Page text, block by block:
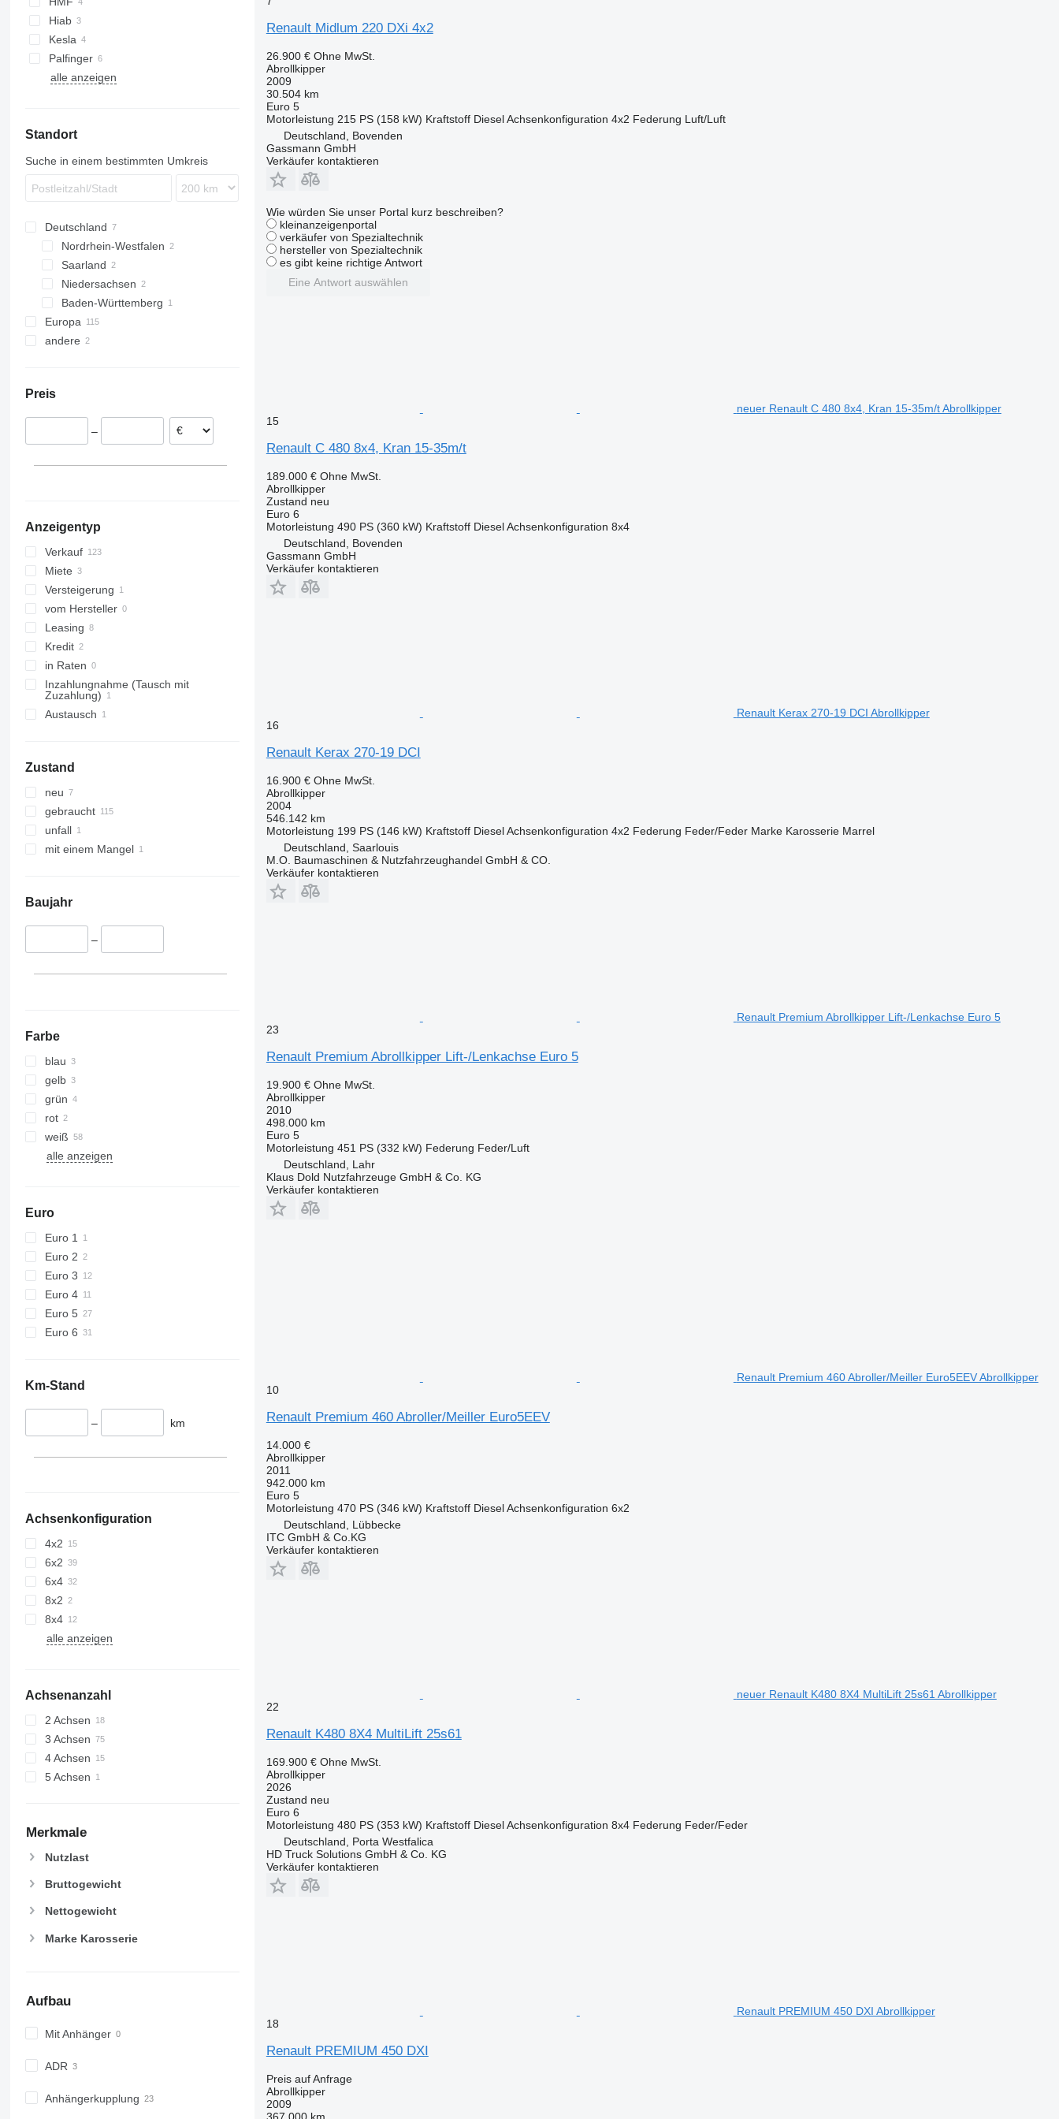
Premium 410
Premium 460
Premium Lander
Hiab
Kesla
Palfinger
alle anzeigen
Standort
Suche in einem bestimmten Umkreis
Deutschland
Nordrhein-Westfalen
Lemgo
Saarland
Saarbrücken
Niedersachsen
Bovenden
Baden-Württemberg
Karlsruhe
Europa
Niederlande
Polen
Rumänien
andere
Preis
–
Anzeigentyp
Verkauf
Miete
Versteigerung
vom Hersteller
Leasing
Kredit
in Raten
Inzahlungnahme (Tausch mit
Zuzahlung)
Austausch
Zustand
neu
gebraucht
unfall
mit einem Mangel
Baujahr
–
Farbe
blau
gelb
grün
rot
weiß
alle anzeigen
Euro
Euro 1
Euro 2
Euro 3
Euro 4
Euro 5
Euro 6
Km-Stand
– km
Achsenkonfiguration
4x2
6x2
6x4
8x2
8x4
alle anzeigen
Achsenanzahl
2 Achsen
3 Achsen
4 Achsen
5 Achsen
Merkmale
Nutzlast
Bruttogewicht
Nettogewicht
Marke Karosserie
Aufbau
Mit Anhänger
ADR
Anhängerkupplung
Renault Midlum 220 DXi 4x2
26.900 € Ohne MwSt.
Abrollkipper
2009
30.504 km
Euro 5
Motorleistung 215 PS (158 kW) Kraftstoff Diesel Achsenkonfiguration 4x2 Federung Luft/Luft
Deutschland, Bovenden
Gassmann GmbH
Verkäufer kontaktieren
Wie würden Sie unser Portal kurz beschreiben?
kleinanzeigenportal
verkäufer von Spezialtechnik
hersteller von Spezialtechnik
es gibt keine richtige Antwort
Eine Antwort auswählen
neuer Renault C 480 8x4, Kran 15-35m/t Abrollkipper
15
Renault C 480 8x4, Kran 15-35m/t
189.000 € Ohne MwSt.
Abrollkipper
Zustand neu
Euro 6
Motorleistung 490 PS (360 kW) Kraftstoff Diesel Achsenkonfiguration 8x4
Deutschland, Bovenden
Gassmann GmbH
Verkäufer kontaktieren
Renault Kerax 270-19 DCI Abrollkipper
16
Renault Kerax 270-19 DCI
16.900 € Ohne MwSt.
Abrollkipper
2004
546.142 km
Motorleistung 199 PS (146 kW) Kraftstoff Diesel Achsenkonfiguration 4x2 Federung Feder/Feder Marke Karosserie Marrel
Deutschland, Saarlouis
M.O. Baumaschinen & Nutzfahrzeughandel GmbH & CO.
Verkäufer kontaktieren
Renault Premium Abrollkipper Lift-/Lenkachse Euro 5
23
Renault Premium Abrollkipper Lift-/Lenkachse Euro 5
19.900 € Ohne MwSt.
Abrollkipper
2010
498.000 km
Euro 5
Motorleistung 451 PS (332 kW) Federung Feder/Luft
Deutschland, Lahr
Klaus Dold Nutzfahrzeuge GmbH & Co. KG
Verkäufer kontaktieren
Renault Premium 460 Abroller/Meiller Euro5EEV Abrollkipper
10
Renault Premium 460 Abroller/Meiller Euro5EEV
14.000 €
Abrollkipper
2011
942.000 km
Euro 5
Motorleistung 470 PS (346 kW) Kraftstoff Diesel Achsenkonfiguration 6x2
Deutschland, Lübbecke
ITC GmbH & Co.KG
Verkäufer kontaktieren
neuer Renault K480 8X4 MultiLift 25s61 Abrollkipper
22
Renault K480 8X4 MultiLift 25s61
169.900 € Ohne MwSt.
Abrollkipper
2026
Zustand neu
Euro 6
Motorleistung 480 PS (353 kW) Kraftstoff Diesel Achsenkonfiguration 8x4 Federung Feder/Feder
Deutschland, Porta Westfalica
HD Truck Solutions GmbH & Co. KG
Verkäufer kontaktieren
Renault PREMIUM 450 DXI Abrollkipper
18
Renault PREMIUM 450 DXI
Preis auf Anfrage
Abrollkipper
2009
367.000 km